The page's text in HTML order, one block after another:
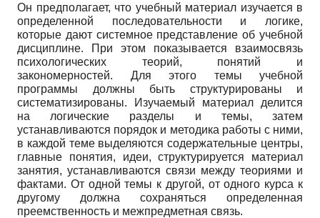
Он предполагает, что учебный материал изучается в
определенной последовательности и логике,
которые дают системное представление об учебной
дисциплине. При этом показывается взаимосвязь
психологических теорий, понятий и
закономерностей. Для этого темы учебной
программы должны быть структурированы и
систематизированы. Изучаемый материал делится
на логические разделы и темы, затем
устанавливаются порядок и методика работы с ними,
в каждой теме выделяются содержательные центры,
главные понятия, идеи, структурируется материал
занятия, устанавливаются связи между теориями и
фактами. От одной темы к другой, от одного курса к
другому должна сохраняться определенная
преемственность и межпредметная связь.